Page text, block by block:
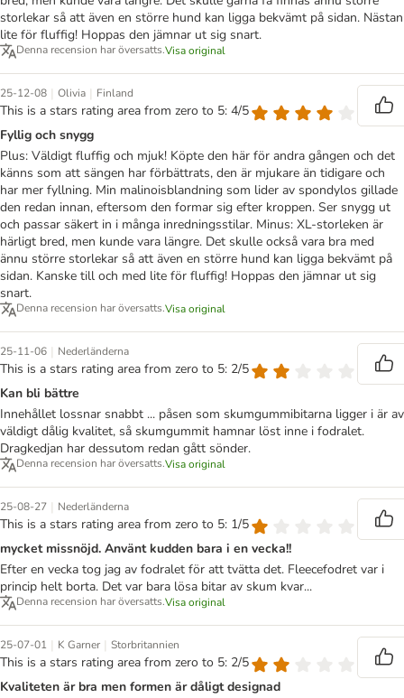
storlekar så att även en större hund kan ligga bekvämt på sidan. Nästan
lite för fluffig! Hoppas den jämnar ut sig snart.
Denna recension har översatts.Visa original
25-12-08 | Olivia | Finland
This is a stars rating area from zero to 5: 4/5
Fyllig och snygg
Plus: Väldigt fluffig och mjuk! Köpte den här för andra gången och det
känns som att sängen har förbättrats, den är mjukare än tidigare och
har mer fyllning. Min malinoisblandning som lider av spondylos gillade
den redan innan, eftersom den formar sig efter kroppen. Ser snygg ut
och passar säkert in i många inredningsstilar. Minus: XL-storleken är
härligt bred, men kunde vara längre. Det skulle också vara bra med
ännu större storlekar så att även en större hund kan ligga bekvämt på
sidan. Kanske till och med lite för fluffig! Hoppas den jämnar ut sig
snart.
Denna recension har översatts.Visa original
25-11-06 | Nederländerna
This is a stars rating area from zero to 5: 2/5
Kan bli bättre
Innehållet lossnar snabbt ... påsen som skumgummibitarna ligger i är av
väldigt dålig kvalitet, så skumgummit hamnar löst inne i fodralet.
Dragkedjan har dessutom redan gått sönder.
Denna recension har översatts.Visa original
25-08-27 | Nederländerna
This is a stars rating area from zero to 5: 1/5
mycket missnöjd. Använt kudden bara i en vecka!!
Efter en vecka tog jag av fodralet för att tvätta det. Fleecefodret var i
princip helt borta. Det var bara lösa bitar av skum kvar...
Denna recension har översatts.Visa original
25-07-01 | K Garner | Storbritannien
This is a stars rating area from zero to 5: 2/5
Kvaliteten är bra men formen är dåligt designad